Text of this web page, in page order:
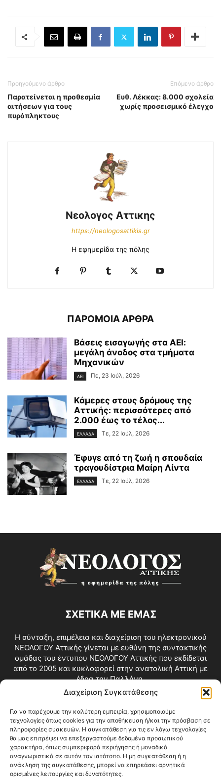
Διαχείριση Συγκατάθεσης
Για να παρέχουμε την καλύτερη εμπειρία, χρησιμοποιούμε
τεχνολογίες όπως cookies για την αποθήκευση ή/και την πρόσβαση σε
πληροφορίες συσκευών. Η συγκατάθεση για τις εν λόγω τεχνολογίες
θα μας επιτρέψει να επεξεργαστούμε δεδομένα προσωπικού
χαρακτήρα, όπως συμπεριφορά περιήγησης ή μοναδικά
αναγνωριστικά σε αυτόν τον ιστότοπο. Η μη συγκατάθεση ή η
ανάκληση της συγκατάθεσης, μπορεί να επηρεάσει αρνητικά
ορισμένες λειτουργίες και δυνατότητες.
Προηγούμενο άρθρο
Παρατείνεται η προθεσμία
αιτήσεων για τους
πυρόπληκτους
Επόμενο άρθρο
Ευθ. Λέκκας: 8.000 σχολεία
χωρίς προσεισμικό έλεγχο
Νεολογος Αττικης
https://neologosattikis.gr
Η εφημερίδα της πόλης
ΠΑΡΟΜΟΙΑ ΑΡΘΡΑ
Βάσεις εισαγωγής στα ΑΕΙ:
μεγάλη άνοδος στα τμήματα
Μηχανικών
ΑΕΙ Πε, 23 Ιούλ, 2026
Κάμερες στους δρόμους της
Αττικής: περισσότερες από
2.000 έως το τέλος...
ΕΛΛΑΔΑ Τε, 22 Ιούλ, 2026
Έφυγε από τη ζωή η σπουδαία
τραγουδίστρια Μαίρη Λίντα
ΕΛΛΑΔΑ Τε, 22 Ιούλ, 2026
ΣΧΕΤΙΚΑ ΜΕ ΕΜΑΣ
Η σύνταξη, επιμέλεια και διαχείριση του ηλεκτρονικού
ΝΕΟΛΟΓΟΥ Αττικής γίνεται με ευθύνη της συντακτικής
ομάδας του έντυπου ΝΕΟΛΟΓΟΥ Αττικής που εκδίδεται
από το 2005 και κυκλοφορεί στην ανατολική Αττική με
έδρα την Παλλήνη.
Επικοινωνία:info@neologosattikis.gr
ΑΚΟΛΟΥΘΗΣΕ ΜΑΣ